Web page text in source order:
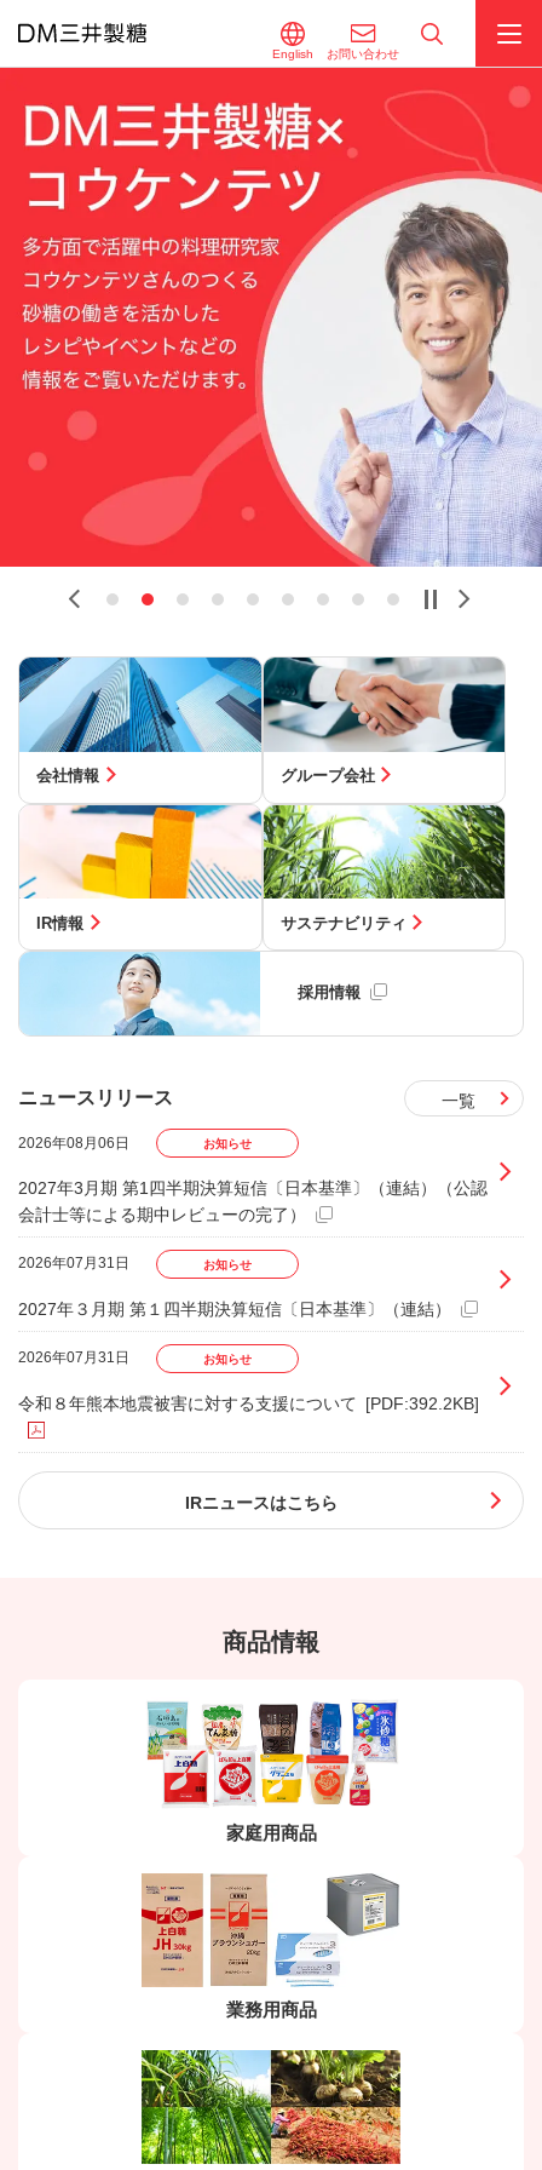
English お問い合わせ
Previous
会社情報 グループ会社
IR情報 サステナビリティ
採用情報
ニュースリリース 一覧
2026年08月06日 お知らせ
2027年3月期 第1四半期決算短信〔日本基準〕（連結）（公認
会計士等による期中レビューの完了）
2026年07月31日 お知らせ
2027年３月期 第１四半期決算短信〔日本基準〕（連結）
2026年07月31日 お知らせ
令和８年熊本地震被害に対する支援について [PDF:392.2KB]
IRニュースはこちら
商品情報
家庭用商品
業務用商品